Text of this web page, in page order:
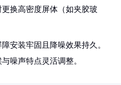
换高密度屏体（如夹胶玻
安装牢固且降噪效果持久。
噪声特点灵活调整。